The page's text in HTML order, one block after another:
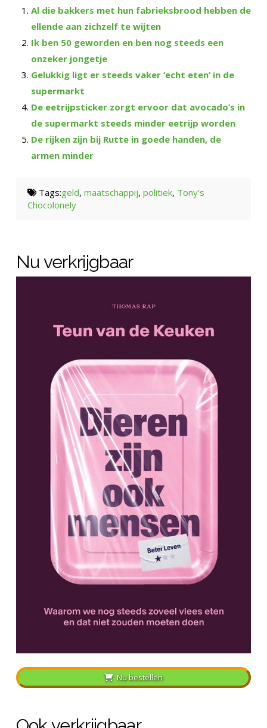
Al die bakkers met hun fabrieksbrood hebben de
ellende aan zichzelf te wijten
Ik ben 50 geworden en ben nog steeds een
onzeker jongetje
Gelukkig ligt er steeds vaker ‘echt eten’ in de
supermarkt
De eetrijpsticker zorgt ervoor dat avocado’s in
de supermarkt steeds minder eetrijp worden
De rijken zijn bij Rutte in goede handen, de
armen minder
Tags:geld,maatschappij,politiek, Tony's
Chocolonely
Nu verkrijgbaar
Nu bestellen